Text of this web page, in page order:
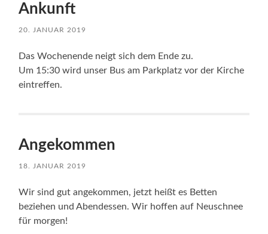
Ankunft
20. JANUAR 2019
Das Wochenende neigt sich dem Ende zu.
Um 15:30 wird unser Bus am Parkplatz vor der Kirche
eintreffen.
Angekommen
18. JANUAR 2019
Wir sind gut angekommen, jetzt heißt es Betten
beziehen und Abendessen. Wir hoffen auf Neuschnee
für morgen!